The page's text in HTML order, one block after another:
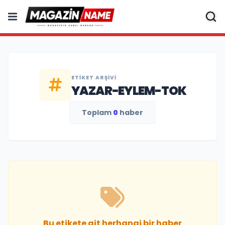
ETIKET ARŞIVI
YAZAR-EYLEM-TOK
Toplam 0 haber